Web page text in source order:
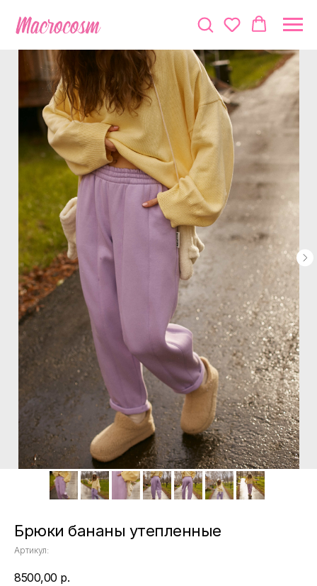
Брюки бананы утепленные
Артикул:
8500,00 р.